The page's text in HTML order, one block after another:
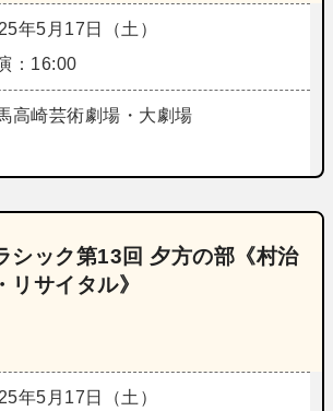
年5月17日（土）
：16:00
高崎芸術劇場・大劇場
シック第13回 夕方の部《村治
リサイタル》
年5月17日（土）